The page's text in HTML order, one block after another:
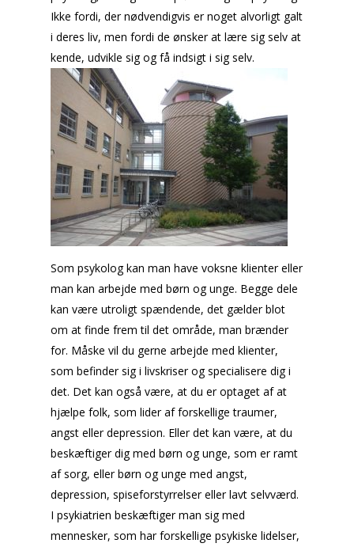
Ikke fordi, der nødvendigvis er noget alvorligt galt
i deres liv, men fordi de ønsker at lære sig selv at
kende, udvikle sig og få indsigt i sig selv.
Som psykolog kan man have voksne klienter eller
man kan arbejde med børn og unge. Begge dele
kan være utroligt spændende, det gælder blot
om at finde frem til det område, man brænder
for. Måske vil du gerne arbejde med klienter,
som befinder sig i livskriser og specialisere dig i
det. Det kan også være, at du er optaget af at
hjælpe folk, som lider af forskellige traumer,
angst eller depression. Eller det kan være, at du
beskæftiger dig med børn og unge, som er ramt
af sorg, eller børn og unge med angst,
depression, spiseforstyrrelser eller lavt selvværd.
I psykiatrien beskæftiger man sig med
mennesker, som har forskellige psykiske lidelser,